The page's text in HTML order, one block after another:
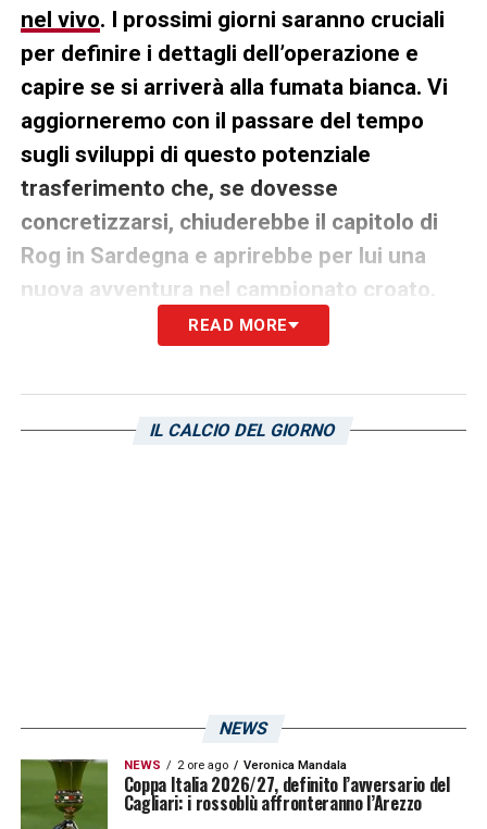
nel vivo. I prossimi giorni saranno cruciali
per definire i dettagli dell’operazione e
capire se si arriverà alla fumata bianca. Vi
aggiorneremo con il passare del tempo
sugli sviluppi di questo potenziale
trasferimento che, se dovesse
concretizzarsi, chiuderebbe il capitolo di
Rog in Sardegna e aprirebbe per lui una
nuova avventura nel campionato croato.
READ MORE
IL CALCIO DEL GIORNO
NEWS
NEWS 2 ore ago Veronica Mandala
Coppa Italia 2026/27, definito l’avversario del
Cagliari: i rossoblù affronteranno l’Arezzo